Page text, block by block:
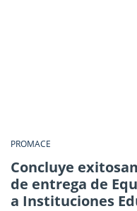
PROMACE
Concluye
de entrega de
a Instituciones